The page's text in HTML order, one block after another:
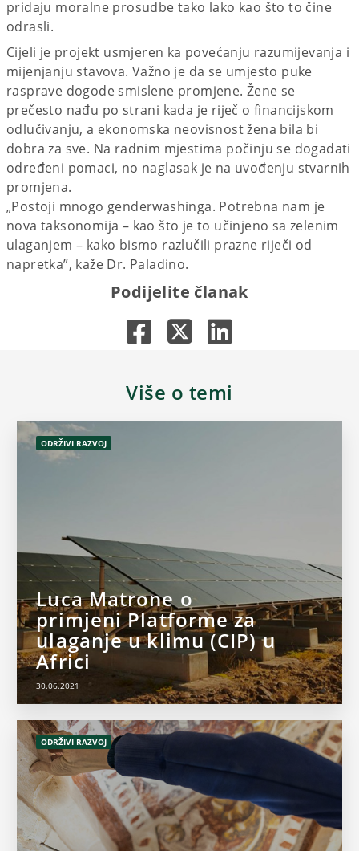
pridaju moralne prosudbe tako lako kao što to čine
odrasli.
Cijeli je projekt usmjeren ka povećanju razumijevanja i
mijenjanju stavova. Važno je da se umjesto puke
rasprave dogode smislene promjene. Žene se
prečesto nađu po strani kada je riječ o financijskom
odlučivanju, a ekonomska neovisnost žena bila bi
dobra za sve. Na radnim mjestima počinju se događati
određeni pomaci, no naglasak je na uvođenju stvarnih
promjena.
„Postoji mnogo genderwashinga. Potrebna nam je
nova taksonomija – kao što je to učinjeno sa zelenim
ulaganjem – kako bismo razlučili prazne riječi od
napretka”, kaže Dr. Paladino.
Podijelite članak
Više o temi
ODRŽIVI RAZVOJ
Luca Matrone o
primjeni Platforme za
ulaganje u klimu (CIP) u
Africi
30.06.2021
ODRŽIVI RAZVOJ